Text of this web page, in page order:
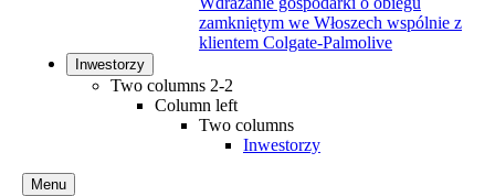
zamkniętym we Włoszech wspólnie z
klientem Colgate-Palmolive
Inwestorzy
Two columns 2-2
Column left
Two columns
Inwestorzy
Menu